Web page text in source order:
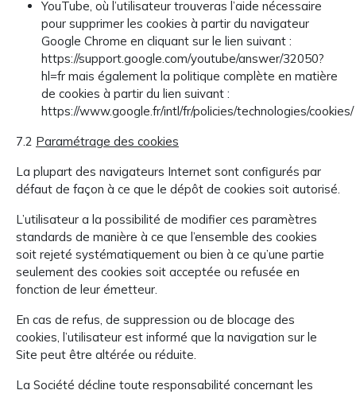
YouTube, où l’utilisateur trouveras l’aide nécessaire
pour supprimer les cookies à partir du navigateur
Google Chrome en cliquant sur le lien suivant :
https://support.google.com/youtube/answer/32050?
hl=fr mais également la politique complète en matière
de cookies à partir du lien suivant :
https://www.google.fr/intl/fr/policies/technologies/cookies/
7.2 Paramétrage des cookies
La plupart des navigateurs Internet sont configurés par
défaut de façon à ce que le dépôt de cookies soit autorisé.
L’utilisateur a la possibilité de modifier ces paramètres
standards de manière à ce que l’ensemble des cookies
soit rejeté systématiquement ou bien à ce qu’une partie
seulement des cookies soit acceptée ou refusée en
fonction de leur émetteur.
En cas de refus, de suppression ou de blocage des
cookies, l’utilisateur est informé que la navigation sur le
Site peut être altérée ou réduite.
La Société décline toute responsabilité concernant les